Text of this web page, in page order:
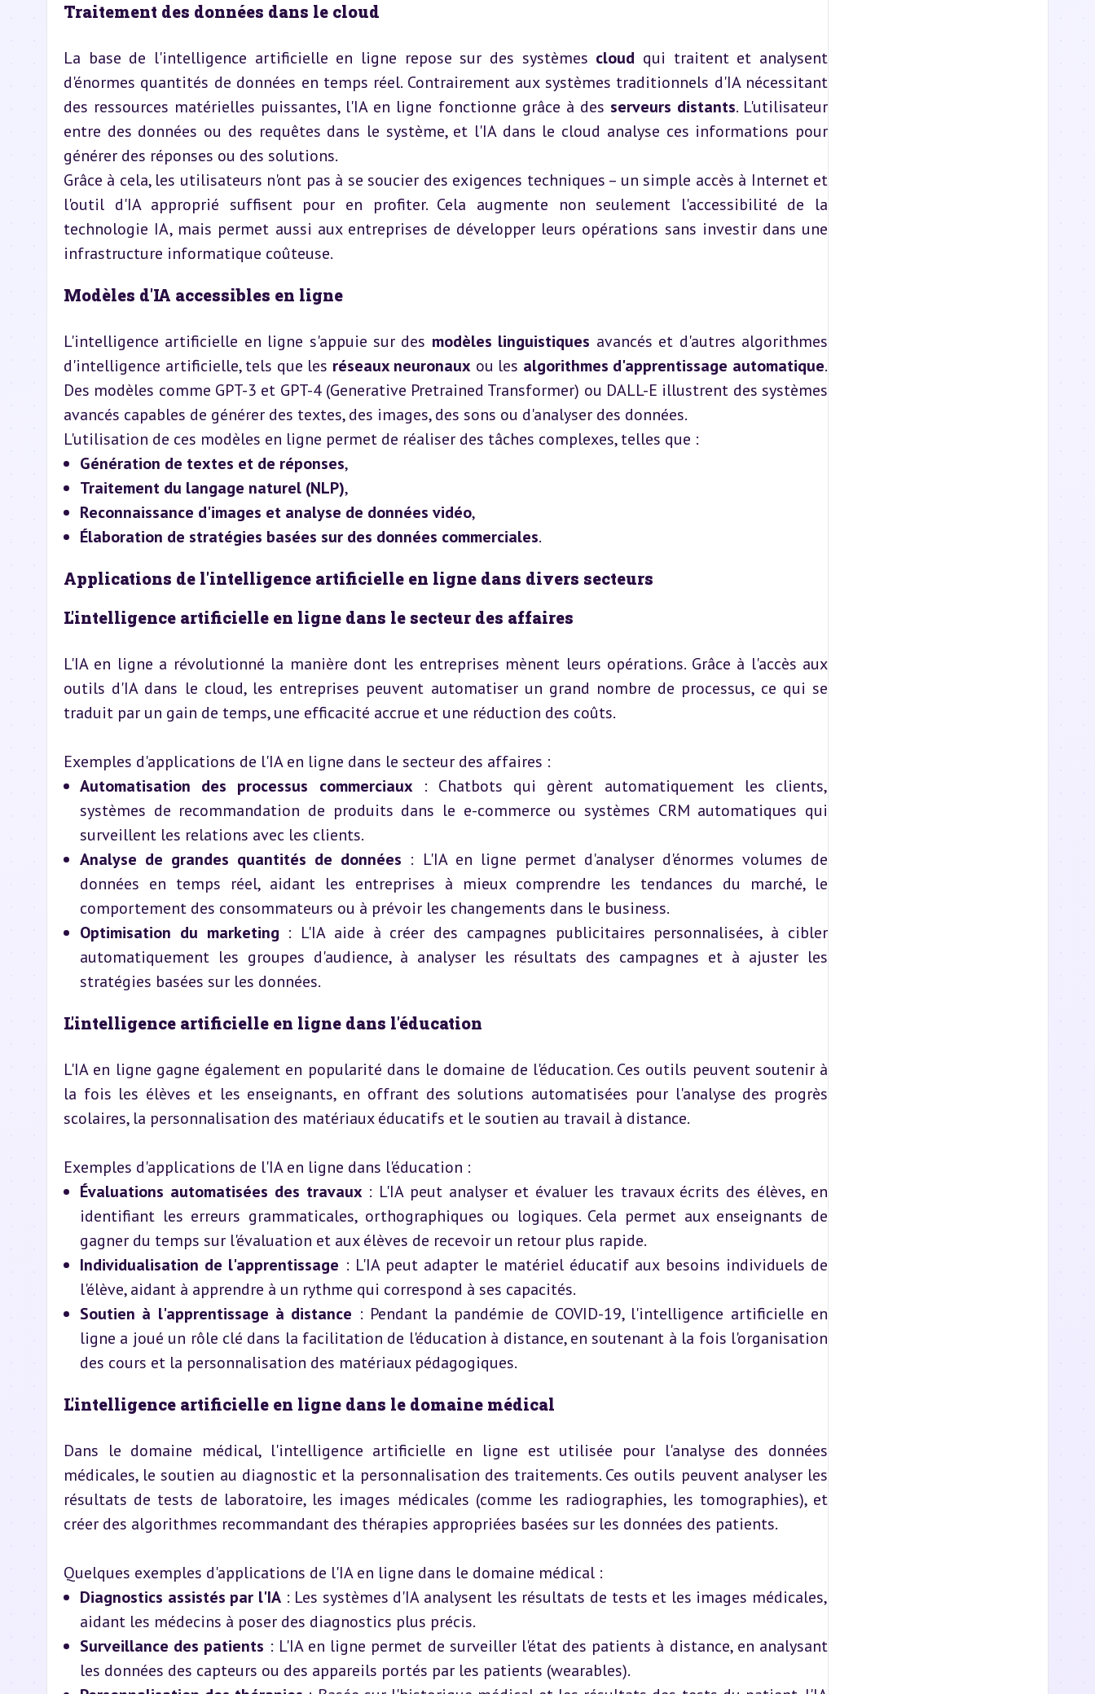
Traitement des données dans le cloud
La base de l'intelligence artificielle en ligne repose sur des systèmes cloud qui traitent et analysent
d'énormes quantités de données en temps réel. Contrairement aux systèmes traditionnels d'IA nécessitant
des ressources matérielles puissantes, l'IA en ligne fonctionne grâce à des serveurs distants. L'utilisateur
entre des données ou des requêtes dans le système, et l'IA dans le cloud analyse ces informations pour
générer des réponses ou des solutions.
Grâce à cela, les utilisateurs n'ont pas à se soucier des exigences techniques – un simple accès à Internet et
l'outil d'IA approprié suffisent pour en profiter. Cela augmente non seulement l'accessibilité de la
technologie IA, mais permet aussi aux entreprises de développer leurs opérations sans investir dans une
infrastructure informatique coûteuse.
Modèles d'IA accessibles en ligne
L'intelligence artificielle en ligne s'appuie sur des modèles linguistiques avancés et d'autres algorithmes
d'intelligence artificielle, tels que les réseaux neuronaux ou les algorithmes d'apprentissage automatique.
Des modèles comme GPT-3 et GPT-4 (Generative Pretrained Transformer) ou DALL-E illustrent des systèmes
avancés capables de générer des textes, des images, des sons ou d'analyser des données.
L'utilisation de ces modèles en ligne permet de réaliser des tâches complexes, telles que :
Génération de textes et de réponses,
Traitement du langage naturel (NLP),
Reconnaissance d'images et analyse de données vidéo,
Élaboration de stratégies basées sur des données commerciales.
Applications de l'intelligence artificielle en ligne dans divers secteurs
L'intelligence artificielle en ligne dans le secteur des affaires
L'IA en ligne a révolutionné la manière dont les entreprises mènent leurs opérations. Grâce à l'accès aux
outils d'IA dans le cloud, les entreprises peuvent automatiser un grand nombre de processus, ce qui se
traduit par un gain de temps, une efficacité accrue et une réduction des coûts.
Exemples d'applications de l'IA en ligne dans le secteur des affaires :
Automatisation des processus commerciaux : Chatbots qui gèrent automatiquement les clients,
systèmes de recommandation de produits dans le e-commerce ou systèmes CRM automatiques qui
surveillent les relations avec les clients.
Analyse de grandes quantités de données : L'IA en ligne permet d'analyser d'énormes volumes de
données en temps réel, aidant les entreprises à mieux comprendre les tendances du marché, le
comportement des consommateurs ou à prévoir les changements dans le business.
Optimisation du marketing : L'IA aide à créer des campagnes publicitaires personnalisées, à cibler
automatiquement les groupes d'audience, à analyser les résultats des campagnes et à ajuster les
stratégies basées sur les données.
L'intelligence artificielle en ligne dans l'éducation
L'IA en ligne gagne également en popularité dans le domaine de l'éducation. Ces outils peuvent soutenir à
la fois les élèves et les enseignants, en offrant des solutions automatisées pour l'analyse des progrès
scolaires, la personnalisation des matériaux éducatifs et le soutien au travail à distance.
Exemples d'applications de l'IA en ligne dans l'éducation :
Évaluations automatisées des travaux : L'IA peut analyser et évaluer les travaux écrits des élèves, en
identifiant les erreurs grammaticales, orthographiques ou logiques. Cela permet aux enseignants de
gagner du temps sur l'évaluation et aux élèves de recevoir un retour plus rapide.
Individualisation de l'apprentissage : L'IA peut adapter le matériel éducatif aux besoins individuels de
l'élève, aidant à apprendre à un rythme qui correspond à ses capacités.
Soutien à l'apprentissage à distance : Pendant la pandémie de COVID-19, l'intelligence artificielle en
ligne a joué un rôle clé dans la facilitation de l'éducation à distance, en soutenant à la fois l'organisation
des cours et la personnalisation des matériaux pédagogiques.
L'intelligence artificielle en ligne dans le domaine médical
Dans le domaine médical, l'intelligence artificielle en ligne est utilisée pour l'analyse des données
médicales, le soutien au diagnostic et la personnalisation des traitements. Ces outils peuvent analyser les
résultats de tests de laboratoire, les images médicales (comme les radiographies, les tomographies), et
créer des algorithmes recommandant des thérapies appropriées basées sur les données des patients.
Quelques exemples d'applications de l'IA en ligne dans le domaine médical :
Diagnostics assistés par l'IA : Les systèmes d'IA analysent les résultats de tests et les images médicales,
aidant les médecins à poser des diagnostics plus précis.
Surveillance des patients : L'IA en ligne permet de surveiller l'état des patients à distance, en analysant
les données des capteurs ou des appareils portés par les patients (wearables).